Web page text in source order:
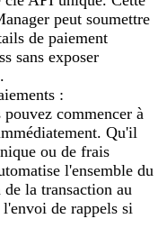
peut soumettre
de paiement
sans exposer
:
commencer à
Qu'il
ou de frais
l'ensemble du
la transaction au
de rappels si